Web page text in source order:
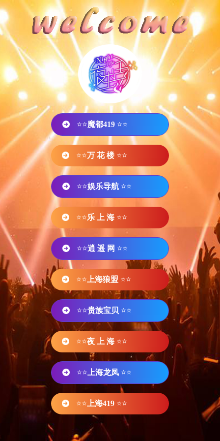
⭐⭐魔都419 ⭐⭐
⭐⭐万 花 楼 ⭐⭐
⭐⭐娱乐导航 ⭐⭐
⭐⭐乐 上 海 ⭐⭐
⭐⭐逍 遥 网 ⭐⭐
⭐⭐ 上海狼盟 ⭐⭐
⭐⭐贵族宝贝 ⭐⭐
⭐⭐夜 上 海 ⭐⭐
⭐⭐ 上海龙凤 ⭐⭐
⭐⭐ 上海419 ⭐⭐